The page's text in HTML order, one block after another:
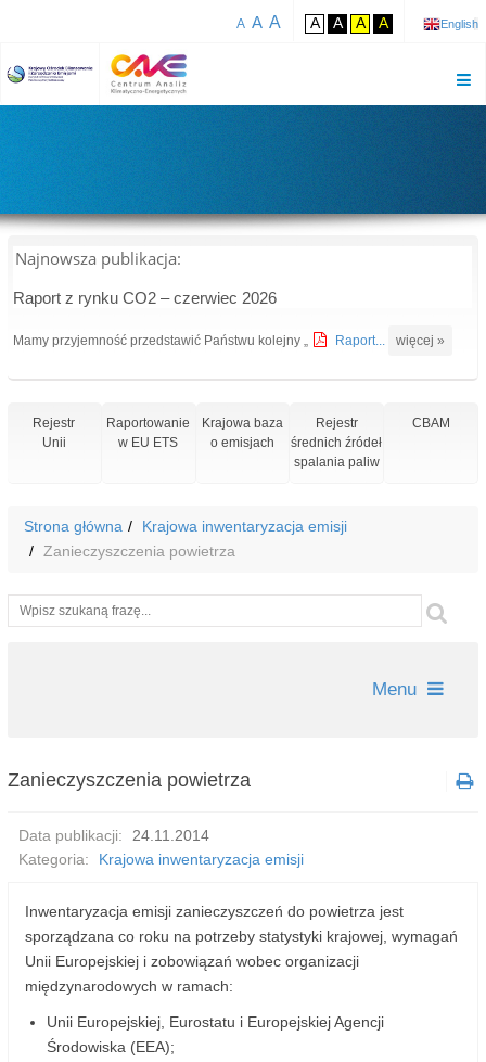
A A A A A A A English
Najnowsza publikacja:
Raport z rynku CO2 – czerwiec 2026
Mamy przyjemność przedstawić Państwu kolejny „ Raport... więcej »
Rejestr
Unii
Raportowanie
w EU ETS
Krajowa baza
o emisjach
Rejestr
średnich źródeł
spalania paliw
CBAM
Strona główna
Krajowa inwentaryzacja emisji
Zanieczyszczenia powietrza
Wyszukiwarka
Menu
Zanieczyszczenia powietrza
Data publikacji:
24.11.2014
Kategoria:
Krajowa inwentaryzacja emisji
Inwentaryzacja emisji zanieczyszczeń do powietrza jest
sporządzana co roku na potrzeby statystyki krajowej, wymagań
Unii Europejskiej i zobowiązań wobec organizacji
międzynarodowych w ramach:
Unii Europejskiej, Eurostatu i Europejskiej Agencji
Środowiska (EEA);